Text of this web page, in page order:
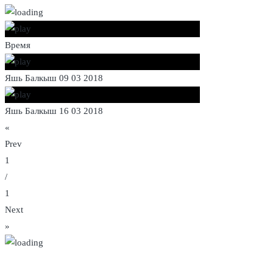
Время
Яшь Балкыш 09 03 2018
Яшь Балкыш 16 03 2018
«
Prev
1
/
1
Next
»